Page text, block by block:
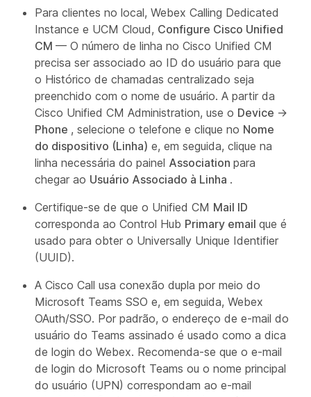
Para clientes no local, Webex Calling Dedicated
Instance e UCM Cloud, Configure Cisco Unified
CM — O número de linha no Cisco Unified CM
precisa ser associado ao ID do usuário para que
o Histórico de chamadas centralizado seja
preenchido com o nome de usuário. A partir da
Cisco Unified CM Administration, use o Device →
Phone , selecione o telefone e clique no Nome
do dispositivo (Linha) e, em seguida, clique na
linha necessária do painel Association para
chegar ao Usuário Associado à Linha .
Certifique-se de que o Unified CM Mail ID
corresponda ao Control Hub Primary email que é
usado para obter o Universally Unique Identifier
(UUID).
A Cisco Call usa conexão dupla por meio do
Microsoft Teams SSO e, em seguida, Webex
OAuth/SSO. Por padrão, o endereço de e-mail do
usuário do Teams assinado é usado como a dica
de login do Webex. Recomenda-se que o e-mail
de login do Microsoft Teams ou o nome principal
do usuário (UPN) correspondam ao e-mail